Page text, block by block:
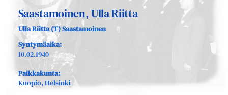
Saastamoinen, Ulla Riitta
Ulla Riitta (T) Saastamoinen
Syntymäaika:
10.02.1940
Paikkakunta:
Kuopio, Helsinki